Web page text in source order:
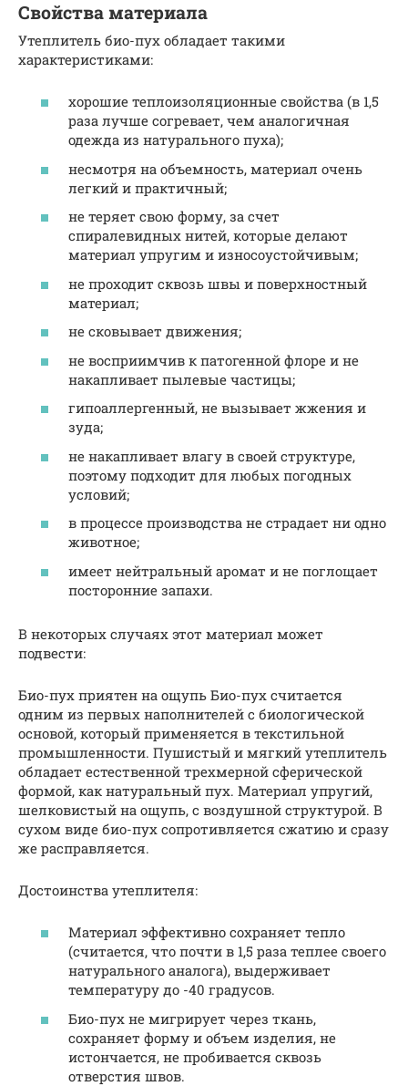
Свойства материала
Утеплитель био-пух обладает такими
характеристиками:
хорошие теплоизоляционные свойства (в 1,5
раза лучше согревает, чем аналогичная
одежда из натурального пуха);
несмотря на объемность, материал очень
легкий и практичный;
не теряет свою форму, за счет
спиралевидных нитей, которые делают
материал упругим и износоустойчивым;
не проходит сквозь швы и поверхностный
материал;
не сковывает движения;
не восприимчив к патогенной флоре и не
накапливает пылевые частицы;
гипоаллергенный, не вызывает жжения и
зуда;
не накапливает влагу в своей структуре,
поэтому подходит для любых погодных
условий;
в процессе производства не страдает ни одно
животное;
имеет нейтральный аромат и не поглощает
посторонние запахи.
В некоторых случаях этот материал может
подвести:
Био-пух приятен на ощупь Био-пух считается
одним из первых наполнителей с биологической
основой, который применяется в текстильной
промышленности. Пушистый и мягкий утеплитель
обладает естественной трехмерной сферической
формой, как натуральный пух. Материал упругий,
шелковистый на ощупь, с воздушной структурой. В
сухом виде био-пух сопротивляется сжатию и сразу
же расправляется.
Достоинства утеплителя:
Материал эффективно сохраняет тепло
(считается, что почти в 1,5 раза теплее своего
натурального аналога), выдерживает
температуру до -40 градусов.
Био-пух не мигрирует через ткань,
сохраняет форму и объем изделия, не
истончается, не пробивается сквозь
отверстия швов.